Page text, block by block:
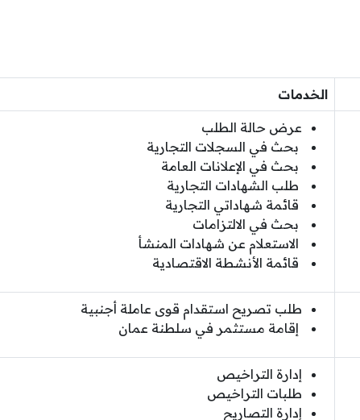
الخدمات
عرض حالة الطلب
بحث في السجلات التجارية
بحث في الإعلانات العامة
طلب الشهادات التجارية
قائمة شهاداتي التجارية
بحث في الالتزامات
الاستعلام عن شهادات المنشأ
قائمة الأنشطة الاقتصادية
طلب تصريح استقدام قوى عاملة أجنبية
إقامة مستثمر في سلطنة عمان
إدارة التراخيص
طلبات التراخيص
إدارة التصاريح